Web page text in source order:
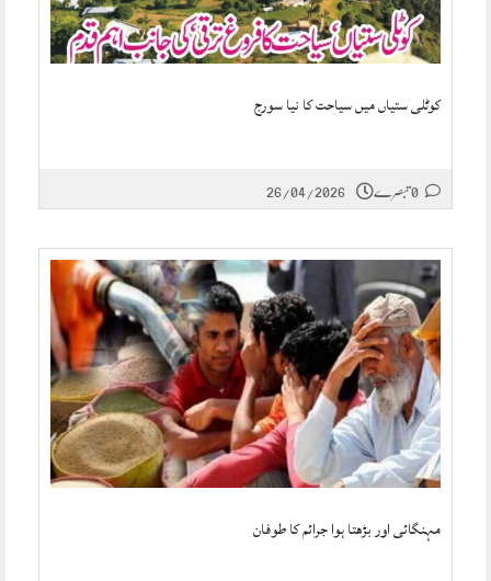
کوٹلی ستیاں میں سیاحت کا نیا سورج
26/04/2026
مہنگائی اور بڑھتا ہوا جرائم کا طوفان